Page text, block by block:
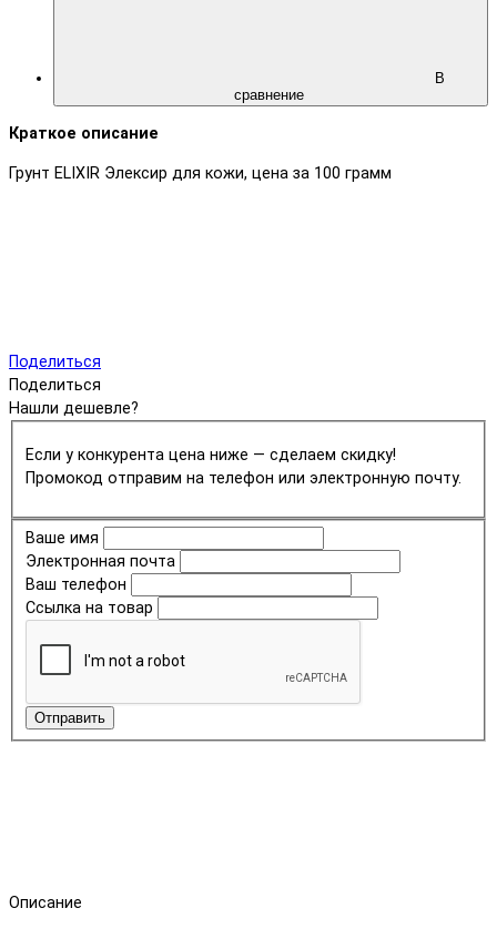
В
сравнение
Краткое описание
Грунт ELIXIR Элексир для кожи, цена за 100 грамм
Поделиться
Поделиться
Нашли дешевле?
Если у конкурента цена ниже — сделаем скидку!
Промокод отправим на телефон или электронную почту.
Ваше имя
Электронная почта
Ваш телефон
Ссылка на товар
Отправить
Описание